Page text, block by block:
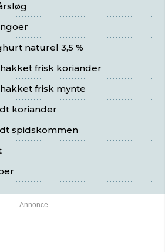
naturel 3,5 %
frisk koriander
frisk mynte
koriander
spidskommen